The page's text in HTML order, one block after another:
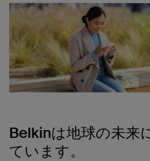
Belkinは地球の未来
ています。